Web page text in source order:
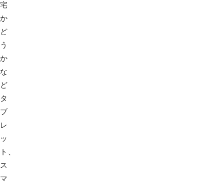
宅
か
ど
う
か
な
ど
タ
ブ
レ
ッ
ト、
ス
マ